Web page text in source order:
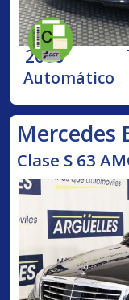
2006
Automático
Mercedes
Clase S 63